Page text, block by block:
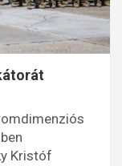
Kristóf